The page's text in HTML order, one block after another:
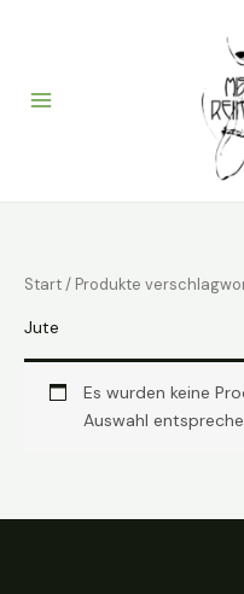
Start/ Produkte
Jute
Es wurden keine
Auswahl